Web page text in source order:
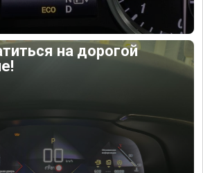
на дорогой